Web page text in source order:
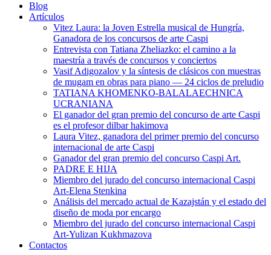
Blog
Artículos
Vitez Laura: la Joven Estrella musical de Hungría,
Ganadora de los concursos de arte Caspi
Entrevista con Tatiana Zheliazko: el camino a la
maestría a través de concursos y conciertos
Vasif Adigozalov y la síntesis de clásicos con muestras
de mugam en obras para piano — 24 ciclos de preludio
TATIANA KHOMENKO-BALALAECHNICA
UCRANIANA
El ganador del gran premio del concurso de arte Caspi
es el profesor dilbar hakimova
Laura Vitez, ganadora del primer premio del concurso
internacional de arte Caspi
Ganador del gran premio del concurso Caspi Art.
PADRE E HIJA
Miembro del jurado del concurso internacional Caspi
Art-Elena Stenkina
Análisis del mercado actual de Kazajstán y el estado del
diseño de moda por encargo
Miembro del jurado del concurso internacional Caspi
Art-Yulizan Kukhmazova
Contactos